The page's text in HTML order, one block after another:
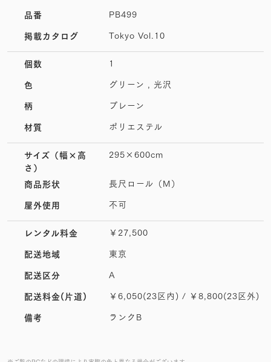
品番 PB499
掲載カタログ Tokyo Vol.10
個数 1
色 グリーン , 光沢
柄 プレーン
材質 ポリエステル
サイズ （幅×高
さ）
295×600cm
商品形状 長尺ロール（M）
屋外使用 不可
レンタル料金 ￥27,500
配送地域 東京
配送区分 A
配送料金(片道) ￥6,050(23区内) / ￥8,800(23区外)
備考 ランクB